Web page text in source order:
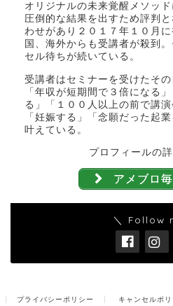
オリジナルの未来覚醒メソッ
圧倒的な結果を出すため評判
わせがあり２０１７年１０月
国、海外からも受講者が殺到
セル待ちが続いている。
受講者はセミナーを受けたそ
「年収が短期間で３倍になる
る」「１００人以上の前で講
「妊娠する」「念願だった起
叶えている。
プロフィールの
アメブロ
＼ Follow
プライバシーポリシー キャンセルポリ